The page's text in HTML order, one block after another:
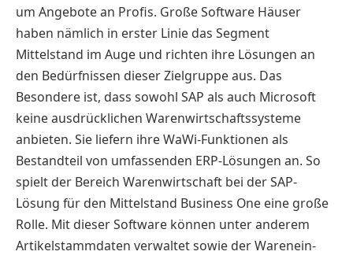
um Angebote an Profis. Große Software Häuser
haben nämlich in erster Linie das Segment
Mittelstand im Auge und richten ihre Lösungen an
den Bedürfnissen dieser Zielgruppe aus. Das
Besondere ist, dass sowohl SAP als auch Microsoft
keine ausdrücklichen Warenwirtschaftssysteme
anbieten. Sie liefern ihre WaWi-Funktionen als
Bestandteil von umfassenden ERP-Lösungen an. So
spielt der Bereich Warenwirtschaft bei der SAP-
Lösung für den Mittelstand Business One eine große
Rolle. Mit dieser Software können unter anderem
Artikelstammdaten verwaltet sowie der Warenein-